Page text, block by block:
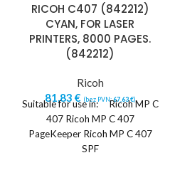
RICOH C407 (842212)
CYAN, FOR LASER
PRINTERS, 8000 PAGES.
(842212)
Ricoh
81,83 € (bez PVN:67,63€)
Suitable for use in: Ricoh MP C
407 Ricoh MP C 407
PageKeeper Ricoh MP C 407
SPF